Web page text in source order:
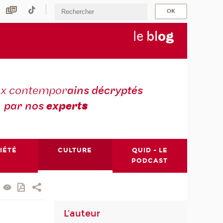
le blog
contemporains décryptés
par nosexperts
CULTURE
QUID - LE
PODCAST
L'auteur